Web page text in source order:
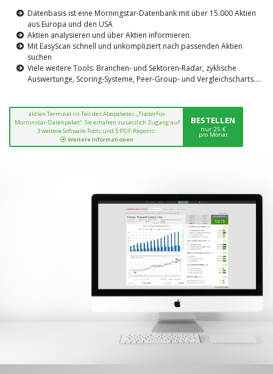
Datenbasis ist eine Morningstar-Datenbank mit über 15.000 Aktien
aus Europa und den USA
Aktien analysieren und über Aktien informieren.
Mit EasyScan schnell und unkompliziert nach passenden Aktien
suchen
Viele weitere Tools: Branchen- und Sektoren-Radar, zyklische
Auswertunge, Scoring-Systeme, Peer-Group- und Vergleichscharts....
aktien Terminal ist Teil des Abopaketes „TraderFox
Morninstar-Datenpaket“. Sie erhalten zusätzlich Zugang auf
3 weitere Software-Tools und 5 PDF-Reports.
Weitere Informationen
BESTELLEN
nur 25 €
pro Monat